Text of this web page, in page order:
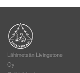
Lähimetsän Livingstone
Oy